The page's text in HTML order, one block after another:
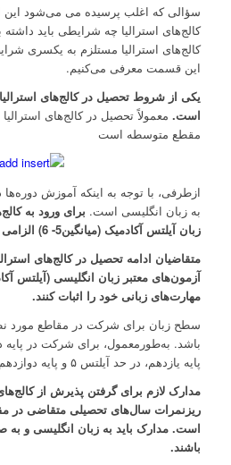
سؤالی که اغلب پرسیده می می‌شود این
کالج‌های استرالیا چه شرایطی باید
کالج‌های استرالیا مستلزم به یکسری
این قسمت معرفی می‌کنیم.
است.معمولاً تحصیل در کالج‌های
مقطع متوسطه است
ازطرفی، با توجه به اینکه آموزش دوره‌ها
به زبان انگلیسی است. برای ورود به
زبان آیلتس آکادمیک (میانگین5- 6) الزامی است.
متقاضیان ادامه تحصیل در کالج‌های
آزمون‌های معتبر زبان انگلیسی (آیلتس
مهارت‌های زبانی خود را اثبات کنند.
سطح زبان برای شرکت در مقاطع مورد
پایه یازدهم، در حد آیلتس ۵ و پایه دوازدهم، آیلتس ۵٫۵ نیاز است
مدارک لازم برای گرفتن پذیرش از
ریزنمرات سال‌های تحصیلی متقاضی در
است. مدارک باید به زبان انگلیسی و
باشند.